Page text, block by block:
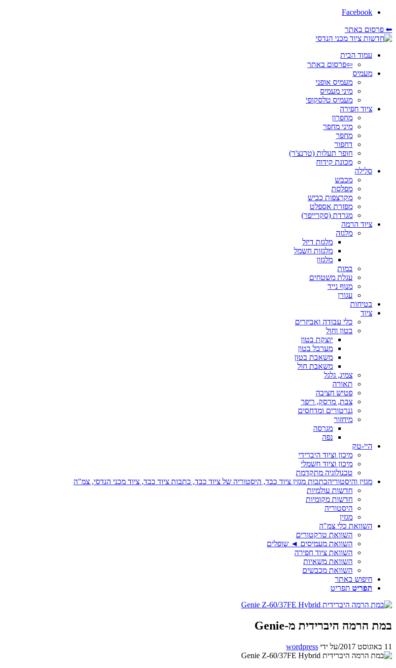
Facebook
⬅ פרסום באתר
עמוד הבית
⇦פרסום באתר
מעמיס
מעמיס אופני
מיני מעמיס
מעמיס טלסקופי
ציוד חפירה
מחפרון
מיני מחפר
מחפר
דחפור
חופר תעלות (טרנצ'ר)
מכונת קידוח
סלילה
מכבש
מפלסת
מקרצפות כביש
מפזרת אספלט
מגרדת (סקרייפר)
ציוד הרמה
מלגזה
מלגזת דיזל
מלגזות חשמל
מלגזון
במות
עגלת משטחים
מנוף נייד
עגורן
בטיחות
ציוד
כלי עבודה ואביזרים
בטון וחול
יוצקת בטון
מערבל בטון
משאבת בטון
משאבת חול
צמיג, גלגל
תאורה
פטיש חציבה
צבת, מרסק, ריפר
גנרטורים ומדחסים
מיחזור
מגרסה
נפה
היי-טק
מיכון וציוד היברידי
מיכון וציוד חשמלי
טכנולוגיה מתקדמת
מגזין והיסטוריהכתבות מגזין ציוד כבד, היסטוריה של ציוד כבד, כתבות ציוד כבד, ציוד מכני הנדסי, צמ"ה
חדשות עולמיות
חדשות מקומיות
היסטוריה
מגזין
השוואת כלי צמ"ה
השוואת טרקטורים
השוואת מעמיסים ◄ שופלים
השוואת ציוד חפירה
השוואת משאיות
השוואת מכבשים
חיפוש באתר
תפריט תפריט
במת הרמה היברידית מ-Genie
11 באוגוסט 2017 /על ידי wordpress